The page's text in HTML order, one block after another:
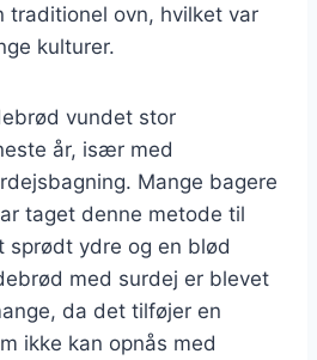
traditionel ovn, hvilket var
kulturer.
vundet stor
år, især med
Mange bagere
taget denne metode til
sprødt ydre og en blød
med surdej er blevet
da det tilføjer en
ikke kan opnås med